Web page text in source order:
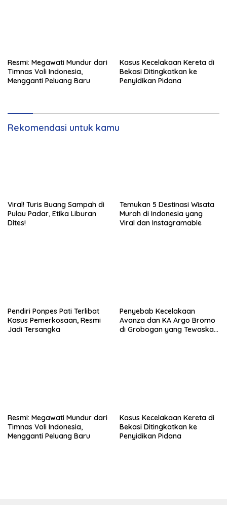
Resmi: Megawati Mundur dari
Timnas Voli Indonesia,
Mengganti Peluang Baru
Kasus Kecelakaan Kereta di
Bekasi Ditingkatkan ke
Penyidikan Pidana
Rekomendasi untuk kamu
Viral! Turis Buang Sampah di
Pulau Padar, Etika Liburan
Dites!
Temukan 5 Destinasi Wisata
Murah di Indonesia yang
Viral dan Instagramable
Pendiri Ponpes Pati Terlibat
Kasus Pemerkosaan, Resmi
Jadi Tersangka
Penyebab Kecelakaan
Avanza dan KA Argo Bromo
di Grobogan yang Tewaskan
Resmi: Megawati Mundur dari
Timnas Voli Indonesia,
Mengganti Peluang Baru
Kasus Kecelakaan Kereta di
Bekasi Ditingkatkan ke
Penyidikan Pidana